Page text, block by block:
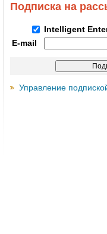
Подписка на
Intelligent
E-mail
Управление